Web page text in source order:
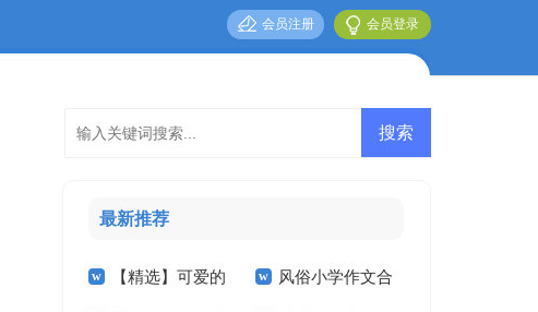
会员登录
会员注册
最新推荐
【精选】可爱的 风俗小学作文合